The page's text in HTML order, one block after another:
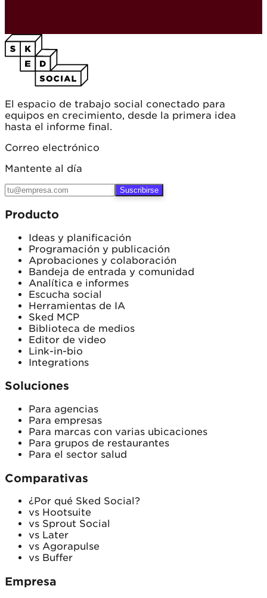
El espacio de trabajo social conectado para
equipos en crecimiento, desde la primera idea
hasta el informe final.
Correo electrónico
Mantente al día
Suscribirse
Producto
Ideas y planificación
Programación y publicación
Aprobaciones y colaboración
Bandeja de entrada y comunidad
Analítica e informes
Escucha social
Herramientas de IA
Sked MCP
Biblioteca de medios
Editor de video
Link-in-bio
Integrations
Soluciones
Para agencias
Para empresas
Para marcas con varias ubicaciones
Para grupos de restaurantes
Para el sector salud
Comparativas
¿Por qué Sked Social?
vs Hootsuite
vs Sprout Social
vs Later
vs Agorapulse
vs Buffer
Empresa